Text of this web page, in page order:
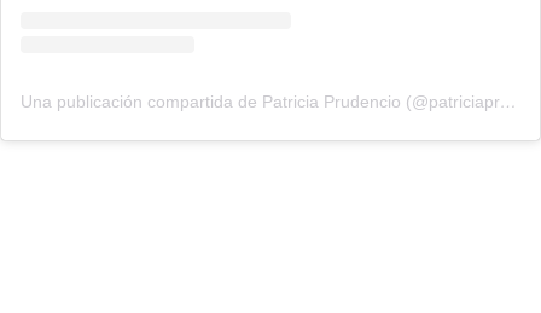
Una publicación compartida de Patricia Prudencio (@patriciaprudencio98)